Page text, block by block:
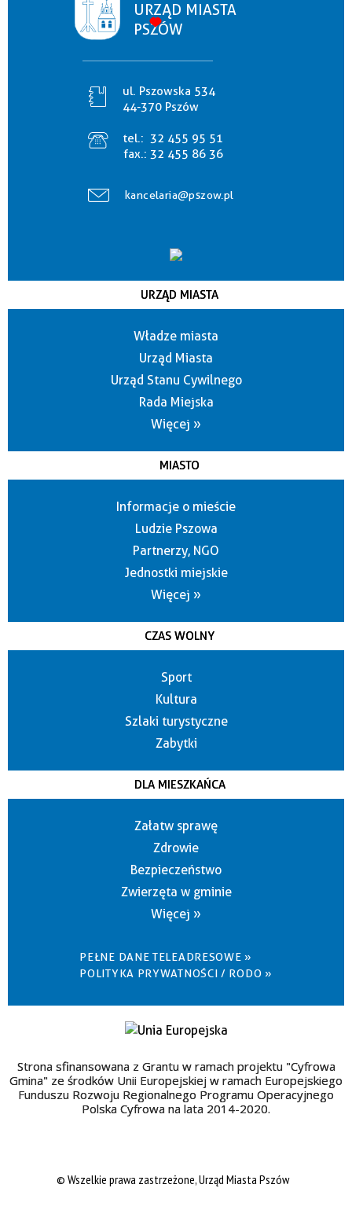
URZĄD MIASTA
PSZÓW
ul. Pszowska 534
44-370 Pszów
tel.: 32 455 95 51
fax.: 32 455 86 36
kancelaria@pszow.pl
URZĄD MIASTA
Władze miasta
Urząd Miasta
Urząd Stanu Cywilnego
Rada Miejska
Więcej »
MIASTO
Informacje o mieście
Ludzie Pszowa
Partnerzy, NGO
Jednostki miejskie
Więcej »
CZAS WOLNY
Sport
Kultura
Szlaki turystyczne
Zabytki
DLA MIESZKAŃCA
Załatw sprawę
Zdrowie
Bezpieczeństwo
Zwierzęta w gminie
Więcej »
PEŁNE DANE TELEADRESOWE »
POLITYKA PRYWATNOŚCI / RODO »
Strona sfinansowana z Grantu w ramach projektu "Cyfrowa
Gmina" ze środków Unii Europejskiej w ramach Europejskiego
Funduszu Rozwoju Regionalnego Programu Operacyjnego
Polska Cyfrowa na lata 2014-2020.
© Wszelkie prawa zastrzeżone, Urząd Miasta Pszów